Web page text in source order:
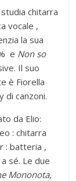
chitarra
vocale ,
la sua
e Non so
Il suo
è Fiorella
di canzoni.
da Elio:
: chitarra
: batteria ,
sé. Le due
Mononota,